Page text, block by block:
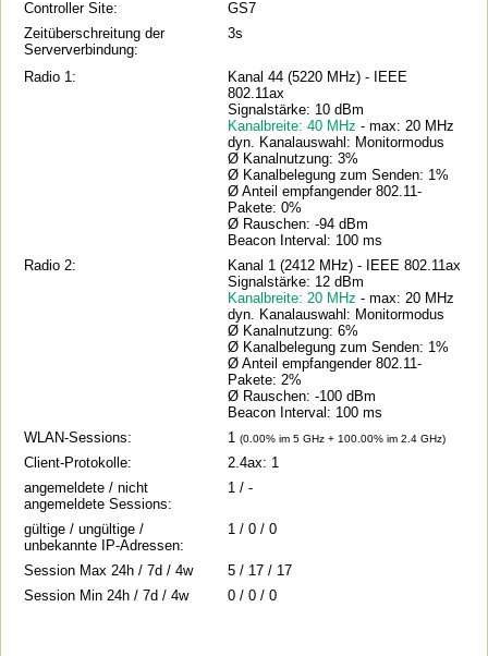
Controller Site:
GS7
Zeitüberschreitung der
Serververbindung:
3s
Radio 1:
Kanal 44 (5220 MHz) - IEEE
802.11ax
Signalstärke: 10 dBm
Kanalbreite: 40 MHz- max: 20 MHz
dyn. Kanalauswahl: Monitormodus
Ø Kanalnutzung: 3%
Ø Kanalbelegung zum Senden: 1%
Ø Anteil empfangender 802.11-
Pakete: 0%
Ø Rauschen: -94 dBm
Beacon Interval: 100 ms
Radio 2:
Kanal 1 (2412 MHz) - IEEE 802.11ax
Signalstärke: 12 dBm
Kanalbreite: 20 MHz- max: 20 MHz
dyn. Kanalauswahl: Monitormodus
Ø Kanalnutzung: 6%
Ø Kanalbelegung zum Senden: 1%
Ø Anteil empfangender 802.11-
Pakete: 2%
Ø Rauschen: -100 dBm
Beacon Interval: 100 ms
WLAN-Sessions:
1(0.00% im 5 GHz + 100.00% im 2.4 GHz)
Client-Protokolle:
2.4ax: 1
angemeldete / nicht
angemeldete Sessions:
1 / -
gültige / ungültige /
unbekannte IP-Adressen:
1 / 0 / 0
Session Max 24h / 7d / 4w
5 / 17 / 17
Session Min 24h / 7d / 4w
0 / 0 / 0